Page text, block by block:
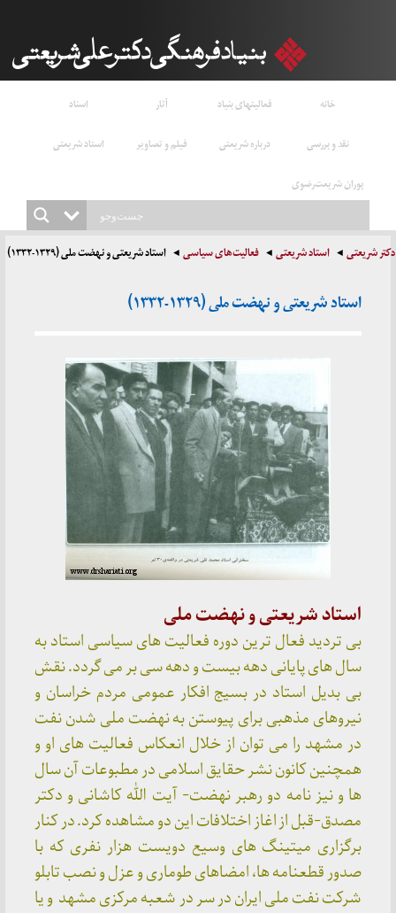
خانه فعالیتهای بنیاد آثار
اسناد
نقد و بررسی
درباره شریعتی فیلم و تصاویر
استاد شریعتی
پوران شریعت‌رضوی
دکتر شریعتی استاد شریعتی فعالیت‌های سیاسی استاد شریعتی و نهضت ملی (۱۳۲۹-۱۳۳۲)
استاد شریعتی و نهضت ملی (۱۳۲۹-۱۳۳۲)
استاد شریعتی و نهضت ملی
بی تردید فعال ترین دوره فعالیت های سیاسی استاد به
سال های پایانی دهه بیست و دهه سی بر می گردد. نقش
بی بدیل استاد در بسیج افکار عمومی مردم خراسان و
نیروهای مذهبی برای پیوستن به نهضت ملی شدن نفت
در مشهد را می توان از خلال انعکاس فعالیت های او و
همچنین کانون نشر حقایق اسلامی در مطبوعات آن سال
ها و نیز نامه دو رهبر نهضت- آیت الله کاشانی و دکتر
مصدق-قبل از اغاز اختلافات این دو مشاهده کرد. در کنار
برگزاری میتینگ های وسیع دویست هزار نفری که با
صدور قطعنامه ها، امضاهای طوماری و عزل و نصب تابلو
شرکت نفت ملی ایران در سر در شعبه مرکزی مشهد و یا